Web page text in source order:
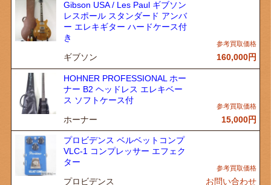
Gibson USA / Les Paul ギブソン
レスポール スタンダード アンバ
ー エレキギター ハードケース付
き
ギブソン 160,000円
HOHNER PROFESSIONAL ホー
ナー B2 ヘッドレス エレキベー
ス ソフトケース付
ホーナー 15,000円
プロビデンス ベルベットコンプ
VLC-1 コンプレッサー エフェク
ター
プロビデンス お問い合わせ